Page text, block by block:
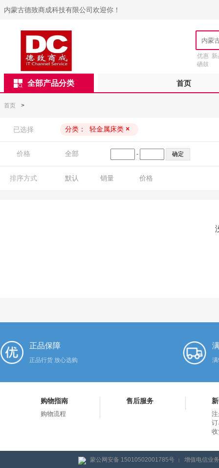
内蒙古德致商成科技有限公司欢迎你！
优惠 新
硒鼓
全部产品分类 首页
首页 >
已选择 分类： 轻金属床类 ×
价格 全部 -
排序方式 默认 销量 价格
正品保障
正品行货 放心选购
购物指南
购物流程
售后服务
蒙公网安备 15010502001785号 | 增值电信业